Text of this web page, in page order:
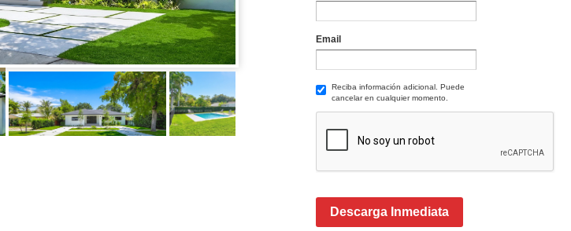
Email
Reciba información adicional. Puede
cancelar en cualquier momento.
Descarga Inmediata